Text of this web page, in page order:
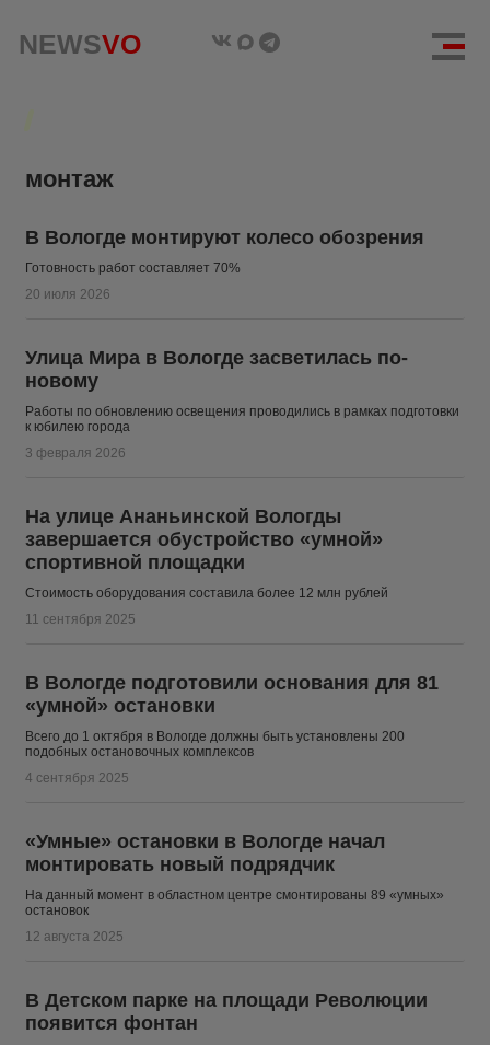
NEWSVO
NEWSVO
монтаж
В Вологде монтируют колесо обозрения
Готовность работ составляет 70%
20 июля 2026
Улица Мира в Вологде засветилась по-
новому
Работы по обновлению освещения проводились в рамках подготовки
к юбилею города
3 февраля 2026
На улице Ананьинской Вологды
завершается обустройство «умной»
спортивной площадки
Стоимость оборудования составила более 12 млн рублей
11 сентября 2025
В Вологде подготовили основания для 81
«умной» остановки
Всего до 1 октября в Вологде должны быть установлены 200
подобных остановочных комплексов
4 сентября 2025
«Умные» остановки в Вологде начал
монтировать новый подрядчик
На данный момент в областном центре смонтированы 89 «умных»
остановок
12 августа 2025
В Детском парке на площади Революции
появится фонтан